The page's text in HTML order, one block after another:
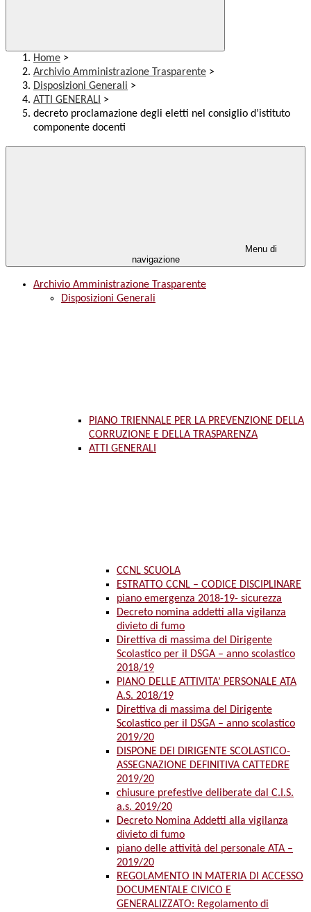
Home >
Archivio Amministrazione Trasparente >
Disposizioni Generali >
ATTI GENERALI >
decreto proclamazione degli eletti nel consiglio d’istituto
componente docenti
Menu di
navigazione
Archivio Amministrazione Trasparente
Disposizioni Generali
PIANO TRIENNALE PER LA PREVENZIONE DELLA
CORRUZIONE E DELLA TRASPARENZA
ATTI GENERALI
CCNL SCUOLA
ESTRATTO CCNL – CODICE DISCIPLINARE
piano emergenza 2018-19- sicurezza
Decreto nomina addetti alla vigilanza
divieto di fumo
Direttiva di massima del Dirigente
Scolastico per il DSGA – anno scolastico
2018/19
PIANO DELLE ATTIVITA’ PERSONALE ATA
A.S. 2018/19
Direttiva di massima del Dirigente
Scolastico per il DSGA – anno scolastico
2019/20
DISPONE DEI DIRIGENTE SCOLASTICO-
ASSEGNAZIONE DEFINITIVA CATTEDRE
2019/20
chiusure prefestive deliberate dal C.I.S.
a.s. 2019/20
Decreto Nomina Addetti alla vigilanza
divieto di fumo
piano delle attività del personale ATA –
2019/20
REGOLAMENTO IN MATERIA DI ACCESSO
DOCUMENTALE CIVICO E
GENERALIZZATO: Regolamento di